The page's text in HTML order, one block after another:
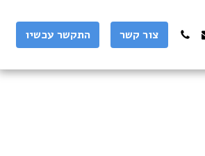
צור קשר התקשר עכשיו